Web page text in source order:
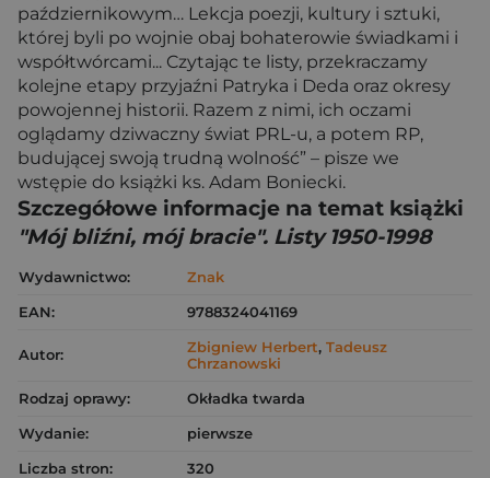
październikowym… Lekcja poezji, kultury i sztuki,
której byli po wojnie obaj bohaterowie świadkami i
współtwórcami... Czytając te listy, przekraczamy
kolejne etapy przyjaźni Patryka i Deda oraz okresy
powojennej historii. Razem z nimi, ich oczami
oglądamy dziwaczny świat PRL-u, a potem RP,
budującej swoją trudną wolność” – pisze we
wstępie do książki ks. Adam Boniecki.
Szczegółowe informacje na temat książki
"Mój bliźni, mój bracie". Listy 1950-1998
Wydawnictwo:
Znak
EAN:
9788324041169
Autor: Zbigniew Herbert, Tadeusz
Chrzanowski
Rodzaj oprawy:
Okładka twarda
Wydanie:
pierwsze
Liczba stron:
320